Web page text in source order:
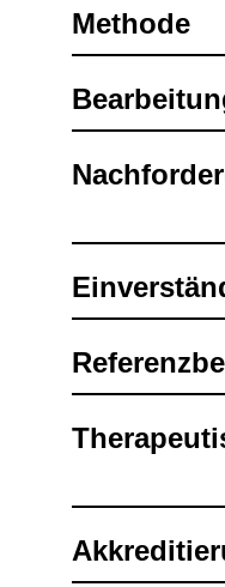
Methode